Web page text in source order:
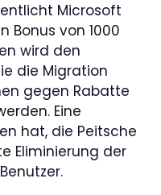
Microsoft
Bonus von 1000
wird den
die Migration
gegen Rabatte
Eine
hat, die Peitsche
Eliminierung der